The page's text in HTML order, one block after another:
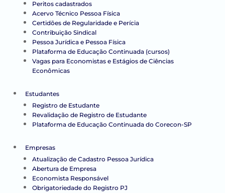
Peritos cadastrados
Acervo Técnico Pessoa Física
Certidões de Regularidade e Perícia
Contribuição Sindical
Pessoa Jurídica e Pessoa Física
Plataforma de Educação Continuada (cursos)
Vagas para Economistas e Estágios de Ciências
Econômicas
Estudantes
Registro de Estudante
Revalidação de Registro de Estudante
Plataforma de Educação Continuada do Corecon-SP
Empresas
Atualização de Cadastro Pessoa Jurídica
Abertura de Empresa
Economista Responsável
Obrigatoriedade do Registro PJ